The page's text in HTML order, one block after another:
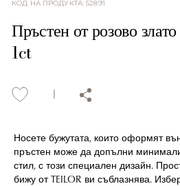
КОД НА ПРОДУКТА:52891
Пръстен от розово
1ct
Носете бужутата, които оформят
пръстен може да допълни
стил, с този специален дизайн.
бижу от TEILOR ви съблазнява.